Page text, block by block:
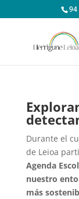
94
Durante el
de Leioa
Agenda
nuestro
más